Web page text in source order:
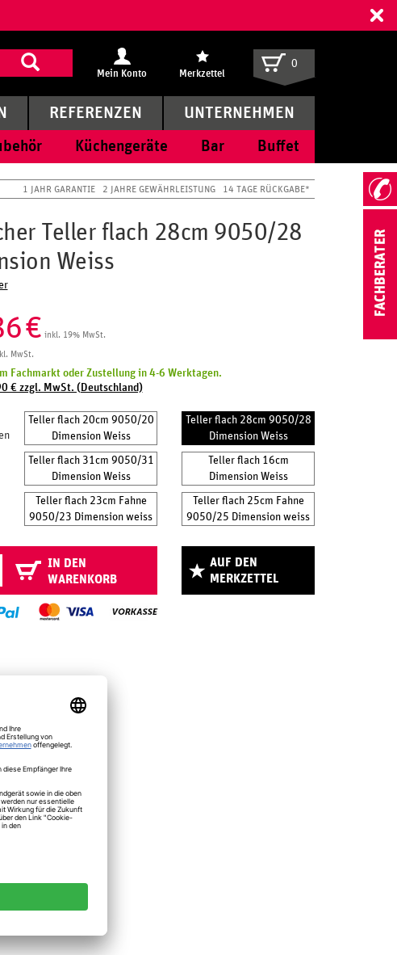
Mein Konto Merkzettel
0
Küchengeräte Bar Buffet
REFERENZEN UNTERNEHMEN
1 JAHR GARANTIE 2 JAHRE GEWÄHRLEISTUNG 14 TAGE RÜCKGABE*
Teller flach 28cm 9050/28
Weiss
€ inkl. 19% MwSt.
MwSt.
Fachmarkt oder Zustellung in 4-6 Werktagen.
€ zzgl. MwSt. (Deutschland)
Teller flach 20cm 9050/20
Dimension Weiss
Teller flach 28cm 9050/28
Dimension Weiss
Teller flach 31cm 9050/31
Dimension Weiss
Teller flach 16cm
Dimension Weiss
Teller flach 23cm Fahne
9050/23 Dimension weiss
Teller flach 25cm Fahne
9050/25 Dimension weiss
IN DEN
WARENKORB
AUF DEN
MERKZETTEL